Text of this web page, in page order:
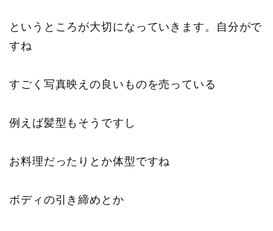
というところが大切になっていきます。自分がで
すね
すごく写真映えの良いものを売っている
例えば髪型もそうですし
お料理だったりとか体型ですね
ボディの引き締めとか